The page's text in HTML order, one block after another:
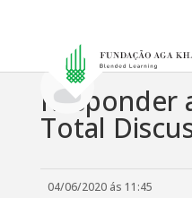
Responder
Total
04/06/2020 ás 11:45